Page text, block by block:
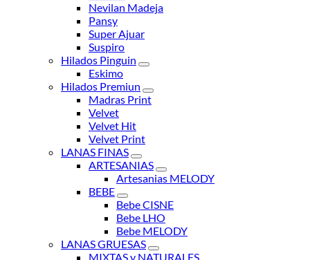
Nevilan Madeja
Pansy
Super Ajuar
Suspiro
Hilados Pinguin
Eskimo
Hilados Premiun
Madras Print
Velvet
Velvet Hit
Velvet Print
LANAS FINAS
ARTESANIAS
Artesanias MELODY
BEBE
Bebe CISNE
Bebe LHO
Bebe MELODY
LANAS GRUESAS
MIXTAS y NATURALES